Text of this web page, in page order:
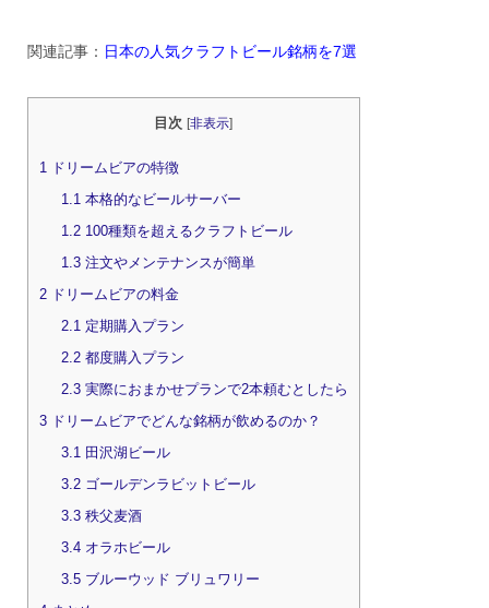
関連記事： 日本の人気クラフトビール銘柄を7選
目次 [非表示]
1ドリームビアの特徴
1.1本格的なビールサーバー
1.2100種類を超えるクラフトビール
1.3注文やメンテナンスが簡単
2ドリームビアの料金
2.1定期購入プラン
2.2都度購入プラン
2.3実際におまかせプランで2本頼むとしたら
3ドリームビアでどんな銘柄が飲めるのか？
3.1田沢湖ビール
3.2ゴールデンラビットビール
3.3秩父麦酒
3.4オラホビール
3.5ブルーウッド ブリュワリー